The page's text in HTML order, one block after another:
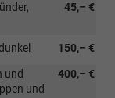
45,– €
150,– €
400,– €
und
und